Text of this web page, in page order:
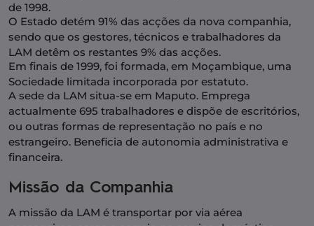
de 1998.
O Estado detém 91% das acções da nova companhia,
sendo que os gestores, técnicos e trabalhadores da
LAM detêm os restantes 9% das acções.
Em finais de 1999, foi formada, em Moçambique, uma
Sociedade limitada incorporada por estatuto.
A sede da LAM situa-se em Maputo. Emprega
actualmente 695 trabalhadores e dispõe de escritórios,
ou outras formas de representação no país e no
estrangeiro. Beneficia de autonomia administrativa e
financeira.
Missão da Companhia
A missão da LAM é transportar por via aérea